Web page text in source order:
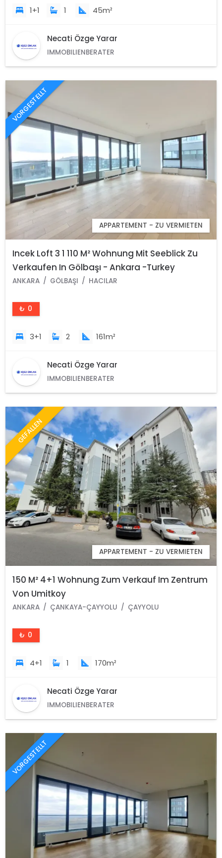
1+1 1 45m²
Necati Özge Yarar
IMMOBILIENBERATER
VORGESTELLT
APPARTEMENT - ZU VERMIETEN
Incek Loft 3 1 110 M² Wohnung Mit Seeblick Zu
Verkaufen In Gölbaşı - Ankara -Turkey
ANKARA GÖLBAŞI HACILAR
₺ 0
3+1 2 161m²
Necati Özge Yarar
IMMOBILIENBERATER
GEFALLEN
APPARTEMENT - ZU VERMIETEN
150 M² 4+1 Wohnung Zum Verkauf Im Zentrum
Von Umitkoy
ANKARA ÇANKAYA-ÇAYYOLU ÇAYYOLU
₺ 0
4+1 1 170m²
Necati Özge Yarar
IMMOBILIENBERATER
VORGESTELLT